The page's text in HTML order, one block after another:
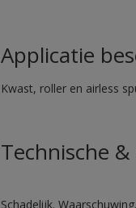
Applicatie
Kwast, roller en airless
Technische
Schadelijk.